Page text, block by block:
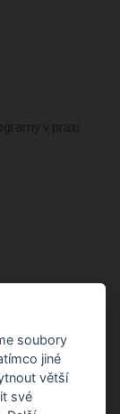
ukázkami
soubory
jiné
větší
své